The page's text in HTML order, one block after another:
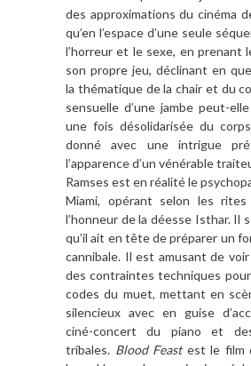
des approximations du cinéma
qu’en l’espace d’une seule
l’horreur et le sexe, en prenant
son propre jeu, déclinant en
la thématique de la chair et du
sensuelle d’une jambe peut-
une fois désolidarisée du
donné avec une intrigue
l’apparence d’un vénérable
Ramses est en réalité le
Miami, opérant selon les
l’honneur de la déesse Isthar. Il
qu’il ait en tête de préparer un
cannibale. Il est amusant de
des contraintes techniques
codes du muet, mettant en
silencieux avec en guise
ciné-concert du piano et
tribales. Blood Feastest le film